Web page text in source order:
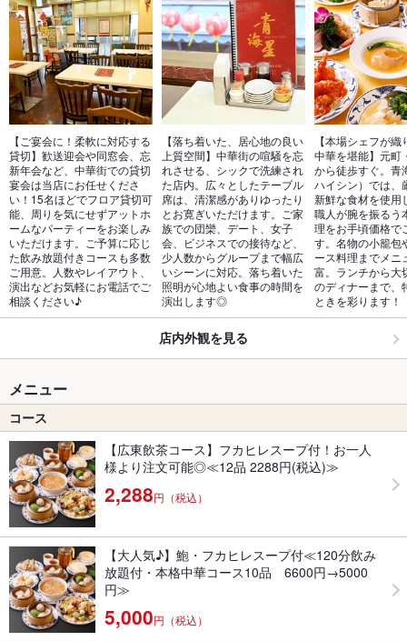
【ご宴会に！柔軟に対応する
貸切】歓送迎会や同窓会、忘
新年会など、中華街での貸切
宴会は当店にお任せくださ
い！15名ほどでフロア貸切可
能、周りを気にせずアットホ
ームなパーティーをお楽しみ
いただけます。ご予算に応じ
た飲み放題付きコースも多数
ご用意。人数やレイアウト、
演出などお気軽にお電話でご
相談ください♪
【落ち着いた、居心地の良い
上質空間】中華街の喧騒を忘
れさせる、シックで洗練され
た店内。広々としたテーブル
席は、清潔感がありゆったり
とお寛ぎいただけます。ご家
族での団欒、デート、女子
会、ビジネスでの接待など、
少人数からグループまで幅広
いシーンに対応。落ち着いた
照明が心地よい食事の時間を
演出します◎
【本場シェフが
中華を堪能】元町
から徒歩すぐ。青
ハイシン）では、
新鮮な食材を使用
職人が腕を振るう
理をお手頃価格で
す。名物の小籠包
ース料理までメニ
富。ランチから大
のディナーまで、
ときを彩ります！
店内外観を見る
メニュー
コース
【広東飲茶コース】フカヒレスープ付！お一人
様より注文可能◎≪12品 2288円(税込)≫
2,288円（税込）
【大人気♪】鮑・フカヒレスープ付≪120分飲み
放題付・本格中華コース10品 6600円→5000
円≫
5,000円（税込）